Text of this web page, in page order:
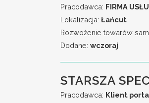
Pracodawca: FIRMA
Lokalizacja: Łańcut
Rozwożenie towarów
Dodane: wczoraj
STARSZA
Pracodawca: Klient